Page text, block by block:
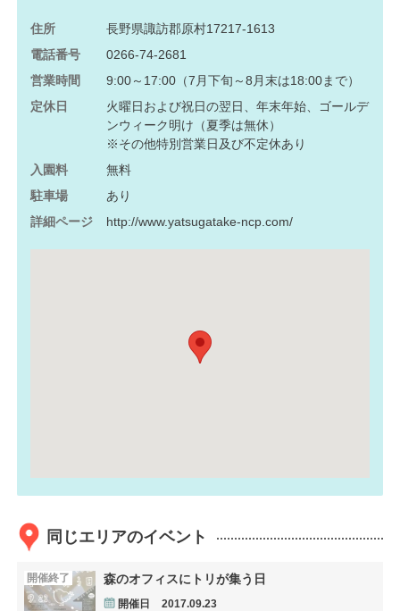
住所
長野県諏訪郡原村17217-1613
電話番号
0266-74-2681
営業時間
9:00～17:00（7月下旬～8月末は18:00まで）
定休日
火曜日および祝日の翌日、年末年始、ゴールデ
ンウィーク明け（夏季は無休）
※その他特別営業日及び不定休あり
入園料
無料
駐車場
あり
詳細ページ
http://www.yatsugatake-ncp.com/
同じエリアのイベント
開催終了 森のオフィスにトリが集う日
開催日 2017.09.23